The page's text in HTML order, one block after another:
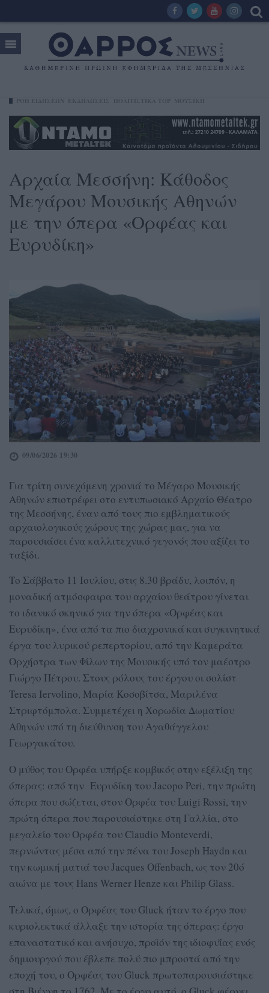
Αρχαία Μεσσήνη: Κάθοδος
Μεγάρου Μουσικής Αθηνών
με την όπερα «Ορφέας και
Ευρυδίκη»
09/06/2026 19:30
Για τρίτη συνεχόμενη χρονιά το Μέγαρο Μουσικής
Αθηνών επιστρέφει στο εντυπωσιακό Αρχαίο Θέατρο
της Μεσσήνης, έναν από τους πιο εμβληματικούς
αρχαιολογικούς χώρους της χώρας μας, για να
παρουσιάσει ένα καλλιτεχνικό γεγονός που αξίζει το
ταξίδι.
Το Σάββατο 11 Ιουλίου, στις 8.30 βράδυ, λοιπόν, η
μοναδική ατμόσφαιρα του αρχαίου θεάτρου γίνεται
το ιδανικό σκηνικό για την όπερα «Ορφέας και
Ευρυδίκη», ένα από τα πιο διαχρονικά και συγκινητικά
έργα του λυρικού ρεπερτορίου, από την Καμεράτα
Ορχήστρα των Φίλων της Μουσικής υπό τον μαέστρο
Γιώργο Πέτρου. Στους ρόλους του έργου οι σολίστ
Teresa Iervolino, Μαρία Κοσοβίτσα, Μαριλένα
Στριφτόμπολα. Συμμετέχει η Χορωδία Δωματίου
Αθηνών υπό τη διεύθυνση του Αγαθάγγελου
Γεωργακάτου.
Ο μύθος του Ορφέα υπήρξε κομβικός στην εξέλιξη της
όπερας: από την Ευρυδίκη του Jacopo Peri, την πρώτη
όπερα που σώζεται, στον Ορφέα του Luigi Rossi, την
πρώτη όπερα που παρουσιάστηκε στη Γαλλία, στο
μεγαλείο του Ορφέα του Claudio Monteverdi,
περνώντας μέσα από την πένα του Joseph Haydn και
την κωμική ματιά του Jacques Offenbach, ως τον 20ό
αιώνα με τους Hans Werner Henze και Philip Glass.
Τελικά, όμως, ο Ορφέας του Gluck ήταν το έργο που
κυριολεκτικά άλλαξε την ιστορία της όπερας: έργο
επαναστατικό και ανήσυχο, προϊόν της ιδιοφυΐας ενός
δημιουργού που έβλεπε πολύ πιο μπροστά από την
εποχή του, ο Ορφέας του Gluck πρωτοπαρουσιάστηκε